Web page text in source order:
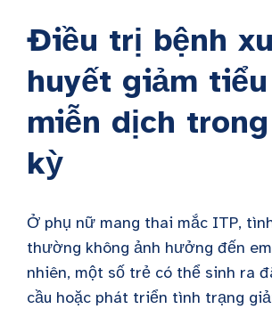
Điều trị bệnh
huyết giảm
miễn dịch
kỳ
Ở phụ nữ mang thai mắc ITP,
thường không ảnh hưởng đến
nhiên, một số trẻ có thể sinh ra
cầu hoặc phát triển tình trạng